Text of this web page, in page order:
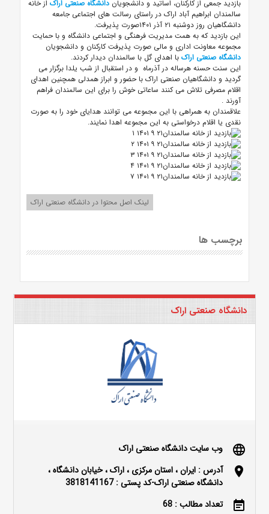
بازدید جمعی از کارکنان، اساتید و دانشجویان دانشگاه صنعتی اراک از خانه
سالمندان ابراهیم آباد اراک در راستای رسالت های اجتماعی جامعه
دانشگاهیان روز دوشنبه ۲۱ آذر ۱۴۰۱صورت پذیرفت.
این بازدید که به همت مدیریت فرهنگی و اجتماعی دانشگاه و با حمایت
مجموعه معاونت اداری و مالی صورت پذیرفت کارکنان و دانشجویان
دانشگاه صنعتی اراک با اهدای گل با سالمندان دیدار کردند.
این سنت حسنه هرساله در آذرماه و در استقبال از شب یلدا برگزار می
گردید و دانشگاهیان صنعتی اراک با حضور و ابراز همدلی همچنین اهدای
اقلام مصرفی تلاش می کنند ساعاتی خوش را برای این سالمندان فراهم
آورند .
علاقمندان به همراهی با این مجموعه می توانند هدایای خود را به صورت
نقدی یا اقلام درخواستی به این مجموعه اهدا نمایند.
لینک اصل محتوا در دانشگاه صنعتی اراک
برچسب ها
دانشگاه صنعتی اراک
language وب سایت دانشگاه صنعتی اراک
location_on
آدرس : ایران ، استان مرکزی ، اراک ، خیابان دانشگاه ،
دانشگاه صنعتی اراک-کد پستی : 3818141167
event_note تعداد مطالب : 68